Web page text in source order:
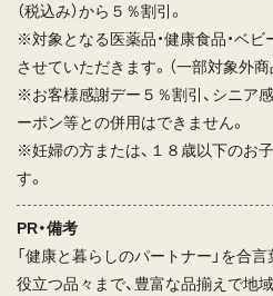
（税込み）から５％割引。
※対象となる医薬品・健康食品・ベ
させていただきます。（一部対象外商
※お客様感謝デー５％割引、シニア
ーポン等との併用はできません。
※妊婦の方または、１８歳以下のお
す。
PR・備考
「健康と暮らしのパートナー」を合
役立つ品々まで、豊富な品揃えで地